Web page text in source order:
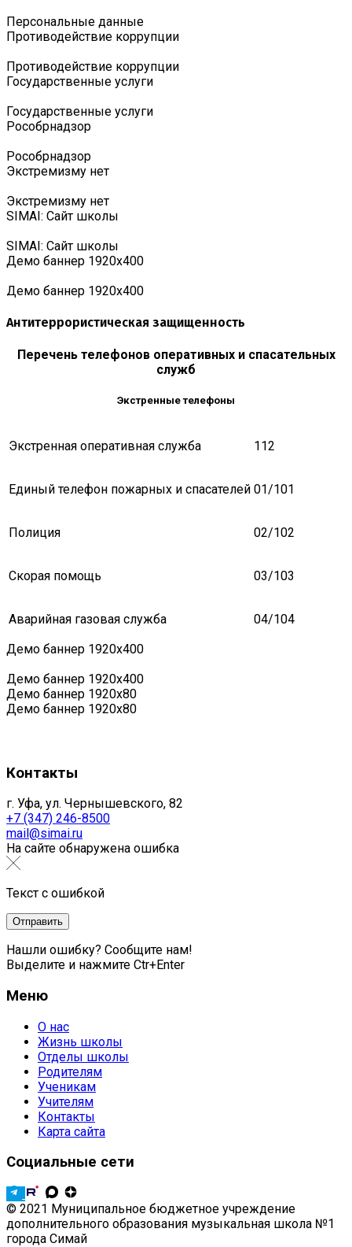
Персональные данные
Противодействие коррупции
Противодействие коррупции
Государственные услуги
Государственные услуги
Роcобрнадзор
Роcобрнадзор
Экстремизму нет
Экстремизму нет
SIMAI: Сайт школы
SIMAI: Сайт школы
Демо баннер 1920х400
Демо баннер 1920х400
Антитеррористическая защищенность
Перечень телефонов оперативных и спасательных
служб
Экстренные телефоны
Экстренная оперативная служба 112
Единый телефон пожарных и спасателей 01/101
Полиция 02/102
Скорая помощь 03/103
Аварийная газовая служба
04/104
Демо баннер 1920х400
Демо баннер 1920х400
Демо баннер 1920x80
Демо баннер 1920x80
Контакты
г. Уфа, ул. Чернышевского, 82
+7 (347) 246-8500
mail@simai.ru
На сайте обнаружена ошибка
Текст с ошибкой
Нашли ошибку? Сообщите нам!
Выделите и нажмите Ctr+Enter
Меню
О нас
Жизнь школы
Отделы школы
Родителям
Ученикам
Учителям
Контакты
Карта сайта
Социальные сети
© 2021 Муниципальное бюджетное учреждение
дополнительного образования музыкальная школа №1
города Симай